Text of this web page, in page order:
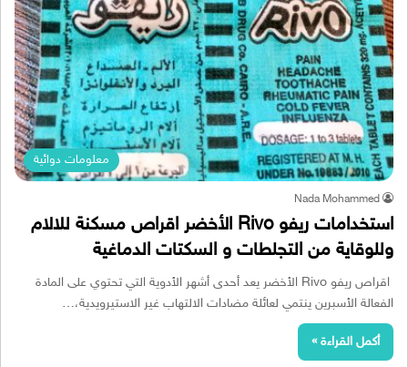
معلومات دوائية
Nada Mohammed
استخدامات ريفو Rivo الأخضر اقراص مسكنة للالام
وللوقاية من التجلطات و السكتات الدماغية
اقراص ريفو Rivo الأخضر يعد أحدى أشهر الأدوية التي تحتوي على المادة
الفعالة الأسبرين ينتمي لعائلة مضادات الالتهاب غير الاستيرويدية،…
أكمل القراءة »